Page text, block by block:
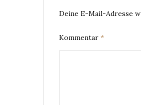
Deine E-Mail-Adresse
Kommentar *